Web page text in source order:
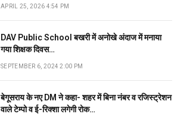
APRIL 25, 2026 4:54 PM
DAV Public School बखरी में अनोखे अंदाज में मनाया
गया शिक्षक दिवस…
SEPTEMBER 6, 2024 2:00 PM
बेगूसराय के नए DM ने कहा- शहर में बिना नंबर व रजिस्ट्रेशन
वाले टेम्पो व ई-रिक्शा लगेगी रोक…